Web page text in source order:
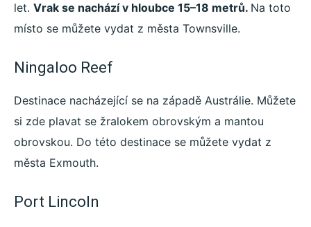
let. Vrak se nachází v hloubce 15–18 metrů. Na toto
místo se můžete vydat z města Townsville.
Ningaloo Reef
Destinace nacházející se na západě Austrálie. Můžete
si zde plavat se žralokem obrovským a mantou
obrovskou. Do této destinace se můžete vydat z
města Exmouth.
Port Lincoln